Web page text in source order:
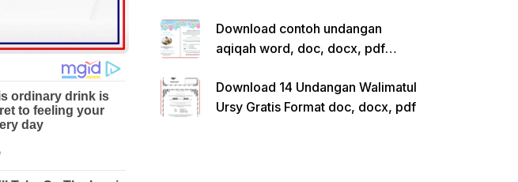
Download contoh undangan
aqiqah word, doc, docx, pdf
Download 14 Undangan Walimatul
Ursy Gratis Format doc, docx, pdf